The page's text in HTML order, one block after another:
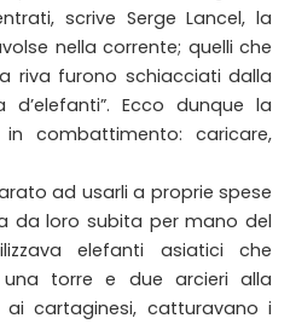
scrive Serge Lancel, la
nella corrente; quelli che
riva furono schiacciati dalla
Ecco dunque la
combattimento: caricare,
ad usarli a proprie spese
da loro subita per mano del
elefanti asiatici che
torre e due arcieri alla
cartaginesi, catturavano i